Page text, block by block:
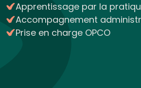
Apprentissage par la
Accompagnement
Prise en charge OPCO